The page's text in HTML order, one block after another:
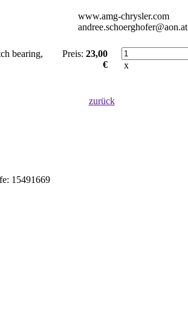
www.amg-chrysler.com
andree.schoerghofer@aon.at
bearing,
Preis: 23,00
€
x
zurück
15491669